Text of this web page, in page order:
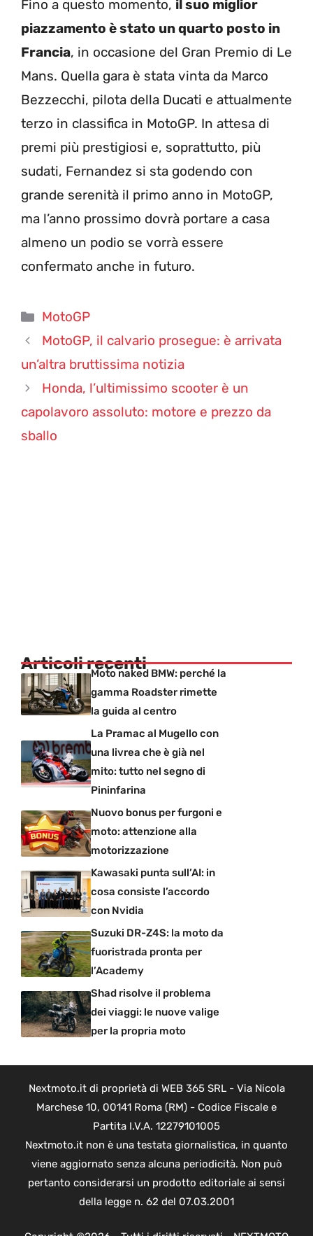
Fino a questo momento, il suo miglior
piazzamento è stato un quarto posto in
Francia, in occasione del Gran Premio di Le
Mans. Quella gara è stata vinta da Marco
Bezzecchi, pilota della Ducati e attualmente
terzo in classifica in MotoGP. In attesa di
premi più prestigiosi e, soprattutto, più
sudati, Fernandez si sta godendo con
grande serenità il primo anno in MotoGP,
ma l’anno prossimo dovrà portare a casa
almeno un podio se vorrà essere
confermato anche in futuro.
Categorie
MotoGP
MotoGP, il calvario prosegue: è arrivata
un’altra bruttissima notizia
Honda, l’ultimissimo scooter è un
capolavoro assoluto: motore e prezzo da
sballo
Articoli recentiMoto naked BMW: perché la
gamma Roadster rimette
la guida al centro
La Pramac al Mugello con
una livrea che è già nel
mito: tutto nel segno di
Pininfarina
Nuovo bonus per furgoni e
moto: attenzione alla
motorizzazione
Kawasaki punta sull’AI: in
cosa consiste l’accordo
con Nvidia
Suzuki DR-Z4S: la moto da
fuoristrada pronta per
l’Academy
Shad risolve il problema
dei viaggi: le nuove valige
per la propria moto
Nextmoto.it di proprietà di WEB 365 SRL - Via Nicola
Marchese 10, 00141 Roma (RM) - Codice Fiscale e
Partita I.V.A. 12279101005
Nextmoto.it non è una testata giornalistica, in quanto
viene aggiornato senza alcuna periodicità. Non può
pertanto considerarsi un prodotto editoriale ai sensi
della legge n. 62 del 07.03.2001